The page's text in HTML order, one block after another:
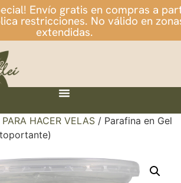
Envío gratis en compras a
restricciones. No válido en
extendidas.
HACER VELAS / Parafina en Gel